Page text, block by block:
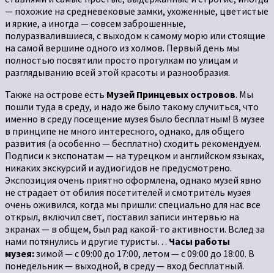
— похожие на средневековые замки, ухоженные, цветистые
и яркие, а иногда — совсем заброшенные,
полуразвалившиеся, с выходом к самому морю или стоящие
на самой вершине одного из холмов. Первый день мы
полностью посвятили просто прогулкам по улицам и
разглядыванию всей этой красоты и разнообразия.
Также на острове есть Музей Принцевых островов. Мы
пошли туда в среду, и надо же было такому случиться, что
именно в среду посещение музея было бесплатным! В музее
в принципе не много интересного, однако, для общего
развития (а особенно — бесплатно) сходить рекомендуем.
Подписи к экспонатам — на турецком и английском языках,
никаких экскурсий и аудиогидов не предусмотрено.
Экспозиция очень приятно оформлена, однако музей явно
не страдает от обилия посетителей и смотритель музея
очень оживился, когда мы пришли: специально для нас все
открыл, включил свет, поставил записи интервью на
экранах — в общем, был рад какой-то активности. Вслед за
нами потянулись и другие туристы… Часы работы
музея:зимой — с 09:00 до 17:00, летом — с 09:00 до 18:00. В
понедельник — выходной, в среду — вход бесплатный.